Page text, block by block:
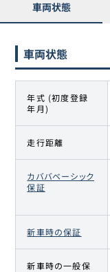
15
16 5008
17
プジョー
5008
20
車両状態
車両状態
年式 (初度登録
年月)
走行距離
カババベーシック
保証
新車時の保証
新車時の一般保